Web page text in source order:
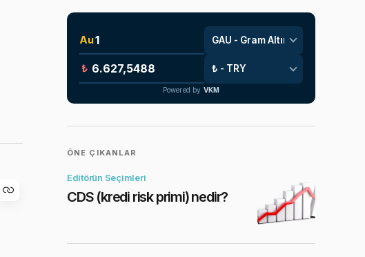
Au
₺
Powered by VKM
ÖNE ÇIKANLAR
Editörün Seçimleri
CDS (kredi risk primi) nedir?